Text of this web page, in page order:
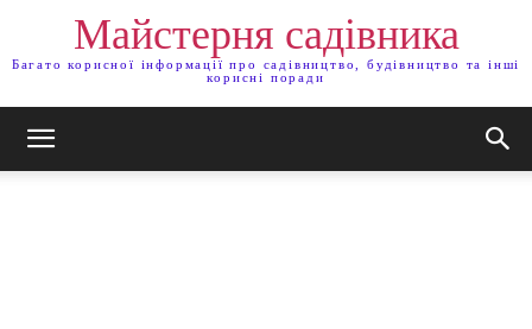
Майстерня садівника
Багато корисної інформації про садівництво, будівництво та інші
корисні поради